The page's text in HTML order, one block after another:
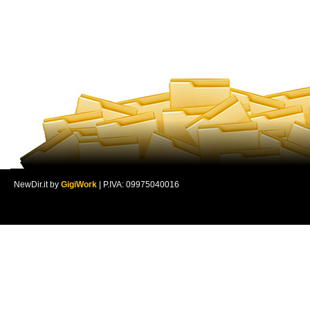
NewDir.it by GigiWork | P.IVA: 09975040016